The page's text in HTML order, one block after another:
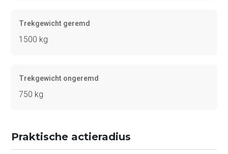
Trekgewicht geremd
1500 kg
Trekgewicht ongeremd
750 kg
Praktische actieradius